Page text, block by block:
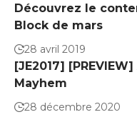
Découvrez le
Block de mars
28 avril 2019
[JE2017]
Mayhem
28 décembre 2020